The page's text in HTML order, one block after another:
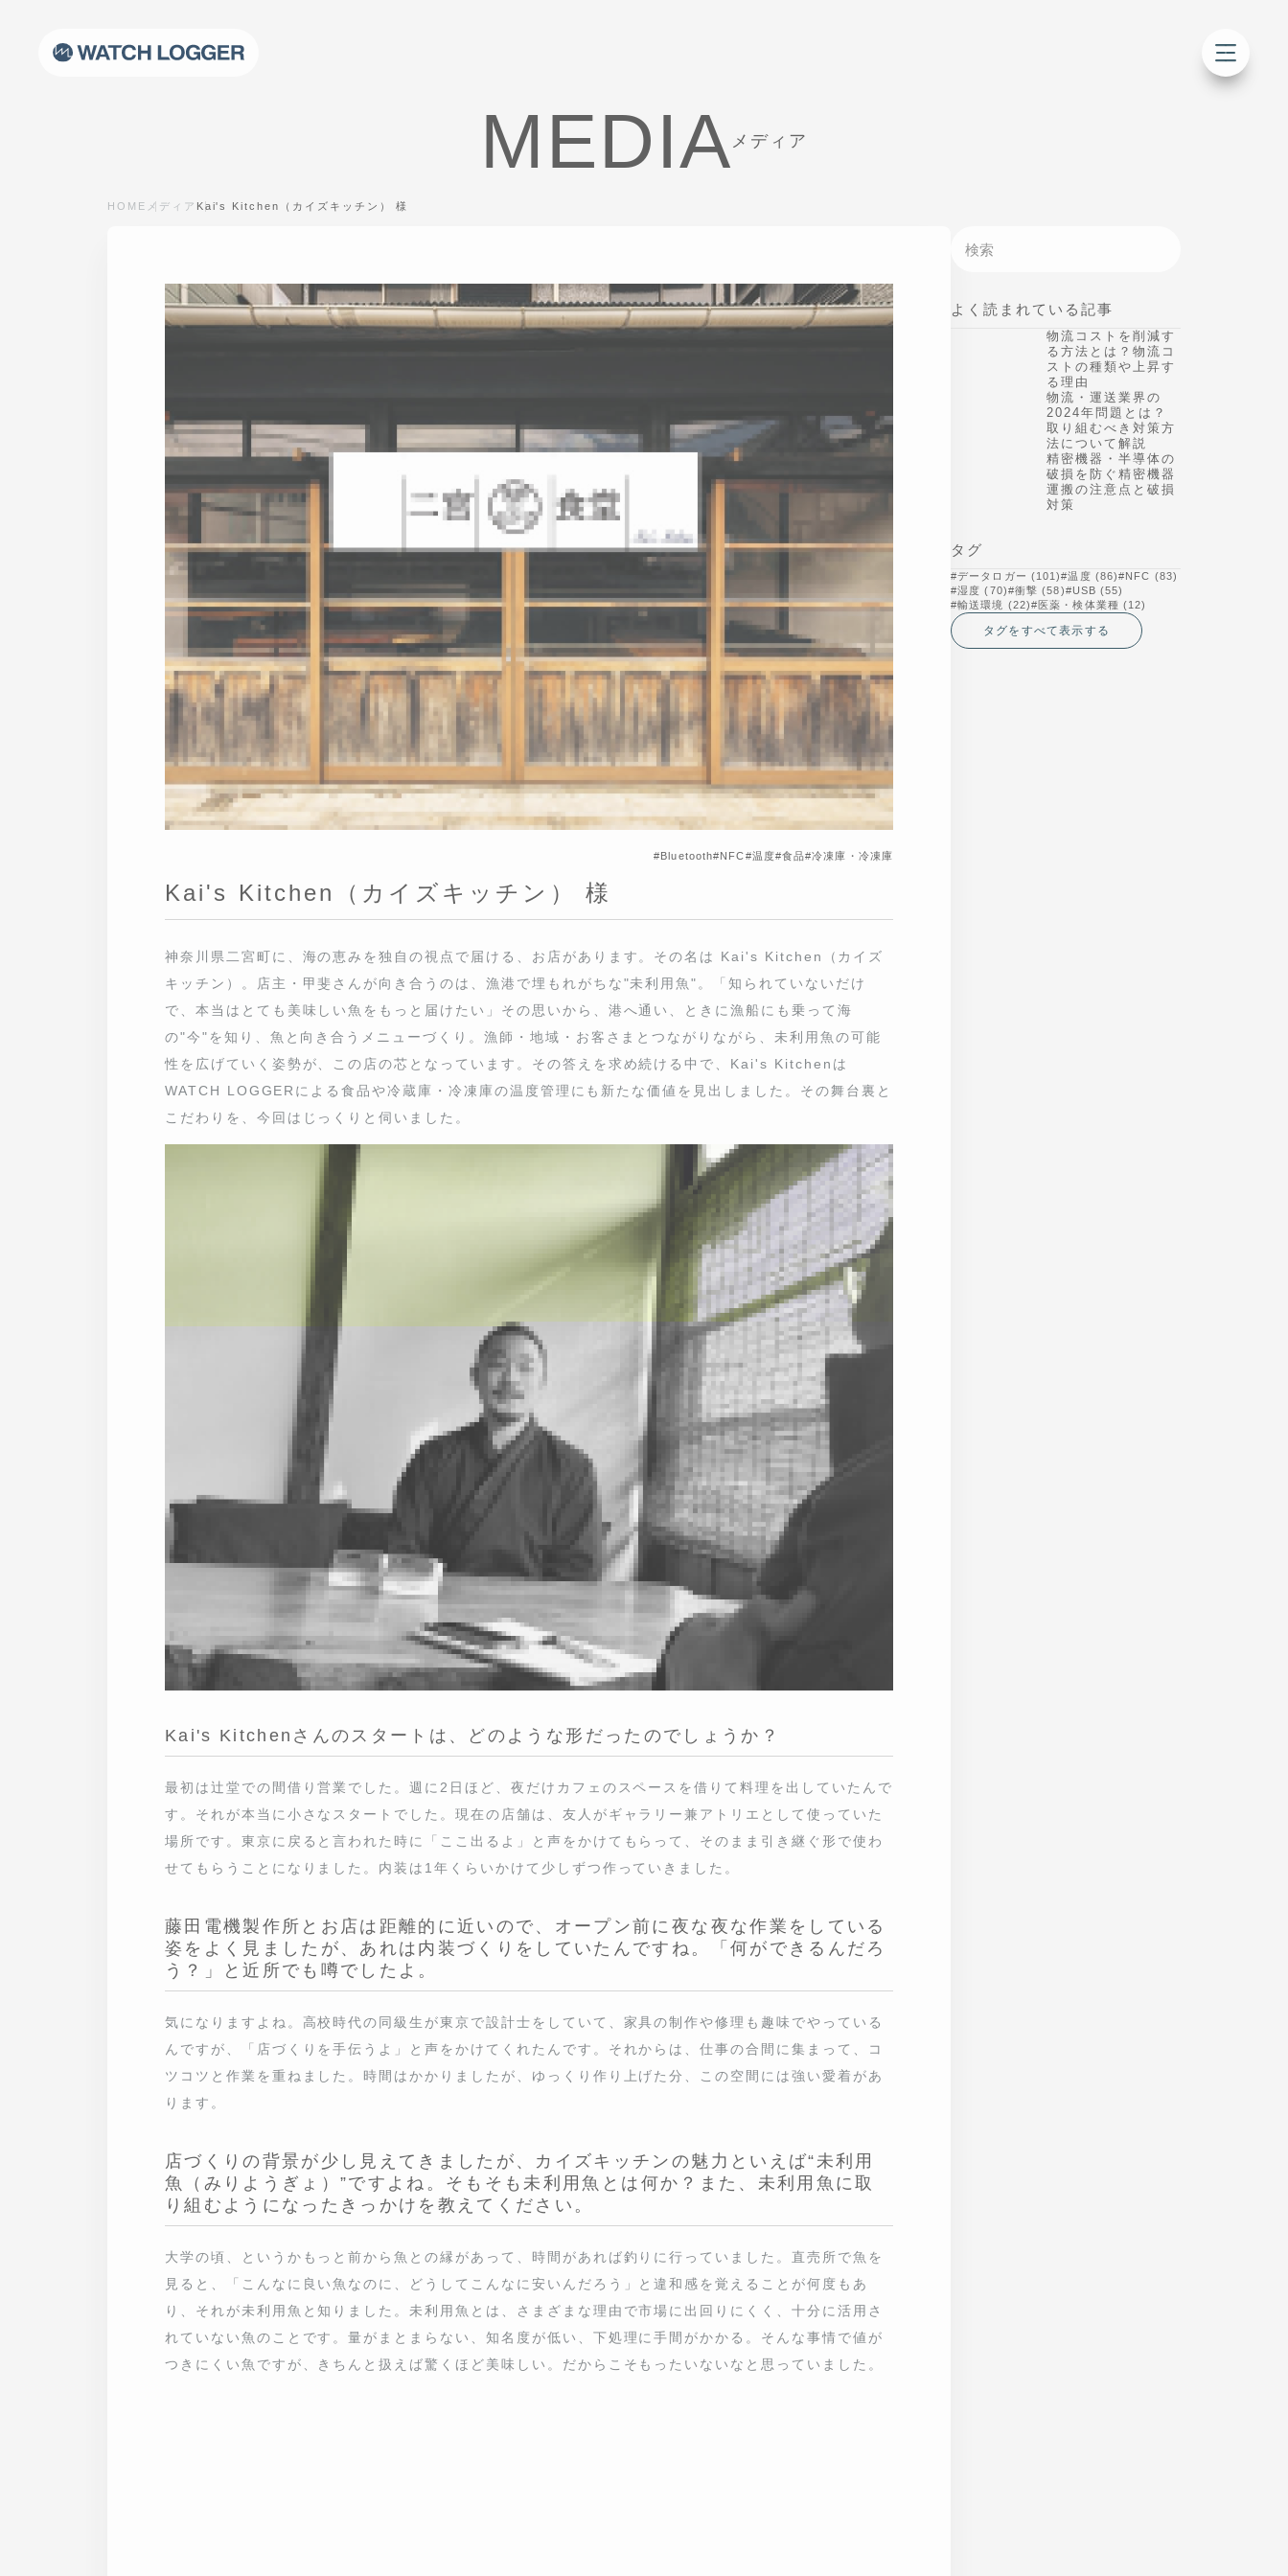
MEDIAメディア
HOME メディアKai's Kitchen（カイズキッチン） 様
Bluetooth NFC 温度 食品 冷凍庫・冷凍庫
Kai's Kitchen（カイズキッチン） 様
神奈川県二宮町に、海の恵みを独自の視点で届ける、お店があります。その名は Kai's Kitchen（カイズキッチ
ン）。店主・甲斐さんが向き合うのは、漁港で埋もれがちな"未利用魚"。「知られていないだけで、本当はとても美
味しい魚をもっと届けたい」その思いから、港へ通い、ときに漁船にも乗って海の"今"を知り、魚と向き合うメ
ニューづくり。漁師・地域・お客さまとつながりながら、未利用魚の可能性を広げていく姿勢が、この店の芯となっ
ています。その答えを求め続ける中で、Kai's KitchenはWATCH LOGGERによる食品や冷蔵庫・冷凍庫の温
度管理にも新たな価値を見出しました。その舞台裏とこだわりを、今回はじっくりと伺いました。
最初は辻堂での間借り営業でした。週に2日ほど、夜だけカフェのスペースを借りて料理を出していたんです。そ
れが本当に小さなスタートでした。現在の店舗は、友人がギャラリー兼アトリエとして使っていた場所です。東京に
戻ると言われた時に「ここ出るよ」と声をかけてもらって、そのまま引き継ぐ形で使わせてもらうことになりまし
た。内装は1年くらいかけて少しずつ作っていきました。
をよく見ましたが、あれは内装づくりをしていたんですね。「何ができるんだろう？」と近
所でも噂でしたよ。
気になりますよね。高校時代の同級生が東京で設計士をしていて、家具の制作や修理も趣味でやっているんです
が、「店づくりを手伝うよ」と声をかけてくれたんです。それからは、仕事の合間に集まって、コツコツと作業を重ね
ました。時間はかかりましたが、ゆっくり作り上げた分、この空間には強い愛着があります。
店づくりの背景が少し見えてきましたが、カイズキッチンの魅力といえば
たきっかけを教えてください。
大学の頃、というかもっと前から魚との縁があって、時間があれば釣りに行っていました。直売所で魚を見ると、
「こんなに良い魚なのに、どうしてこんなに安いんだろう」と違和感を覚えることが何度もあり、それが未利用魚と
知りました。未利用魚とは、さまざまな理由で市場に出回りにくく、十分に活用されていない魚のことです。量がま
とまらない、知名度が低い、下処理に手間がかかる。そんな事情で値がつきにくい魚ですが、きちんと扱えば驚く
ほど美味しい。だからこそもったいないなと思っていました。
よく読まれている記事
物流コストを削減す
る方法とは？物流コ
ストの種類や上昇す
る理由
物流・運送業界の
2024年問題とは？取
り組むべき対策方法
について解説
精密機器・半導体の
破損を防ぐ精密機器
運搬の注意点と破損
対策
タグ
データロガー (101) 温度 (86) NFC (83)
湿度 (70) 衝撃 (58) USB (55)
輸送環境 (22) 医薬・検体業種 (12)
タグをすべて表示する